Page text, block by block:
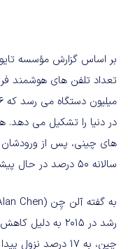
در دنیا را تشکیل می
سالانه 50 درصد در حال پیشرفت هستند.
رشد در 2015 به
چین، به 17 درصد